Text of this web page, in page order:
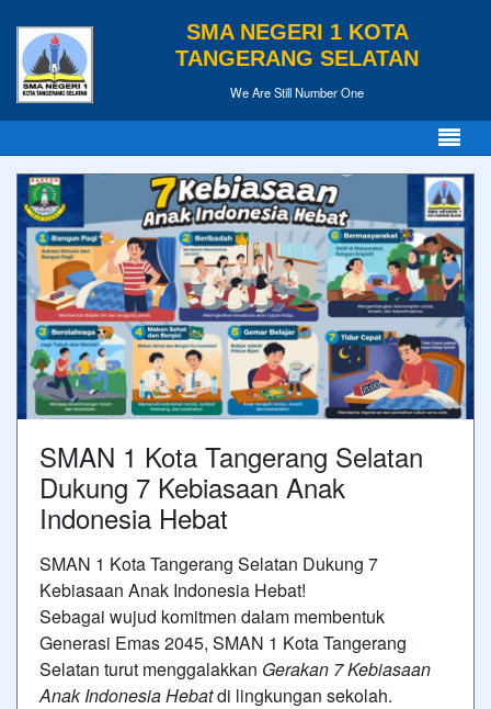
SMA NEGERI 1 KOTA
TANGERANG SELATAN
We Are Still Number One
SMAN 1 Kota Tangerang Selatan
Dukung 7 Kebiasaan Anak
Indonesia Hebat
SMAN 1 Kota Tangerang Selatan Dukung 7
Kebiasaan Anak Indonesia Hebat!
Sebagai wujud komitmen dalam membentuk
Generasi Emas 2045, SMAN 1 Kota Tangerang
Selatan turut menggalakkan Gerakan 7 Kebiasaan
Anak Indonesia Hebatdi lingkungan sekolah.